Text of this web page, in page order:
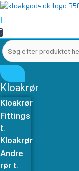
Gå
til
indholdet
|
Søg
produktet
her
…
Kloakrør
Kloakrør
Fittings
t.
Kloakrør
Andre
rør t.
Søg
produktet
her
…
Anlægs-
/
100
mm
m
fuldslidset
DN100
antal